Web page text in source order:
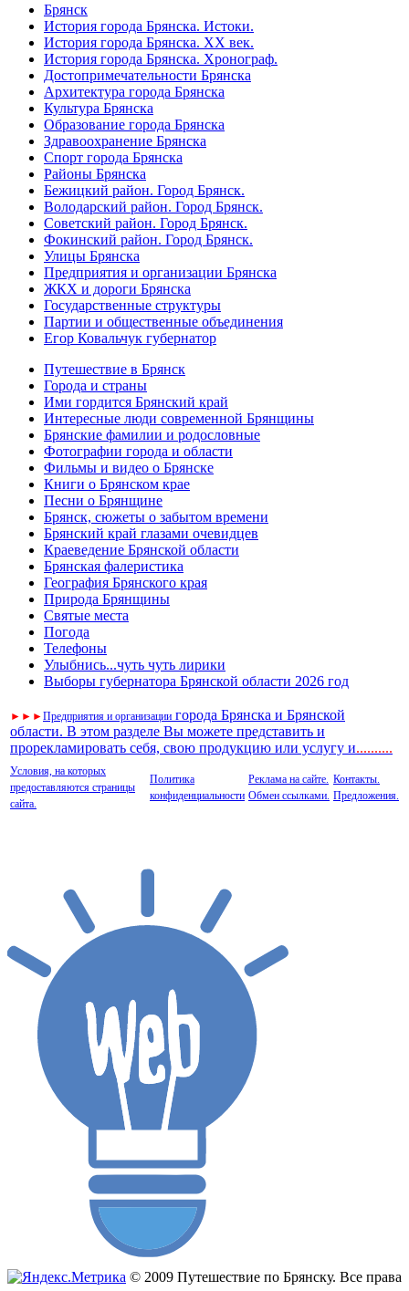
Брянск
История города Брянска. Истоки.
История города Брянска. XX век.
История города Брянска. Хронограф.
Достопримечательности Брянска
Архитектура города Брянска
Культура Брянска
Образование города Брянска
Здравоохранение Брянска
Спорт города Брянска
Районы Брянска
Бежицкий район. Город Брянск.
Володарский район. Город Брянск.
Советский район. Город Брянск.
Фокинский район. Город Брянск.
Улицы Брянска
Предприятия и организации Брянска
ЖКХ и дороги Брянска
Государственные структуры
Партии и общественные объединения
Егор Ковальчук губернатор
Путешествие в Брянск
Города и страны
Ими гордится Брянский край
Интересные люди современной Брянщины
Брянские фамилии и родословные
Фотографии города и области
Фильмы и видео о Брянске
Книги о Брянском крае
Песни о Брянщине
Брянск, сюжеты о забытом времени
Брянский край глазами очевидцев
Краеведение Брянской области
Брянская фалеристика
География Брянского края
Природа Брянщины
Святые места
Погода
Телефоны
Улыбнись...чуть чуть лирики
Выборы губернатора Брянской области 2026 год
► ► ►Предприятия и организации города Брянска и Брянской
области. В этом разделе Вы можете представить и
прорекламировать себя, свою продукцию или услугу и..........
Условия, на которых
предоставляются страницы
сайта.
Политика
конфиденциальности
Реклама на сайте.
Обмен ссылками.
Контакты.
Предложения.
© 2009 Путешествие по Брянску. Все права